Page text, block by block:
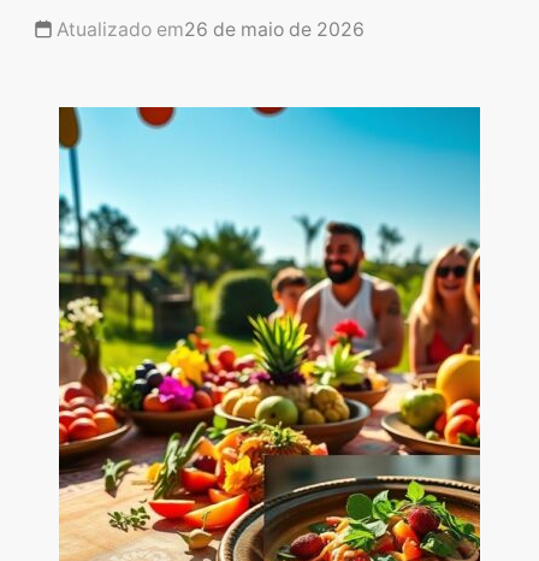
Atualizado em26 de maio de 2026